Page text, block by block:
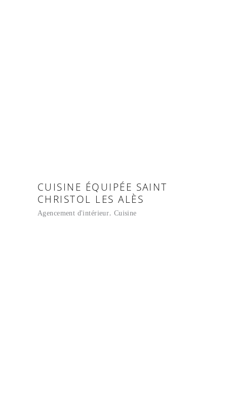
CUISINE ÉQUIPÉE SAINT
CHRISTOL LES ALÈS
Agencement d'intérieur Cuisine